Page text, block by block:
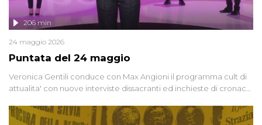
Puntata del 24 maggio
206 min
24 maggio 2026
Veronica Gentili conduce con Max Angioni il programma cult di
attualita' con nuove interviste dissacranti ed inchieste di cronaca